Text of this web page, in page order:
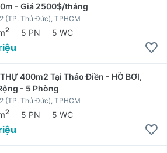
- Giá 2500$/tháng
(TP. Thủ Đức), TPHCM
2 5 PN 5 WC
400m2 Tại Thảo Điền - HỒ BƠI,
- 5 Phòng
(TP. Thủ Đức), TPHCM
2 5 PN 5 WC